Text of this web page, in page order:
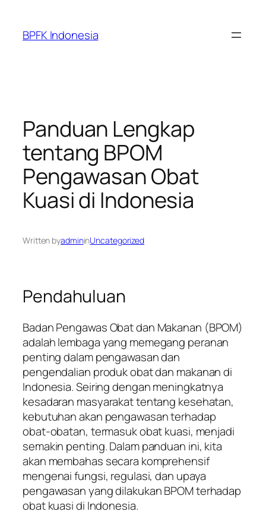
content
BPFK Indonesia
Panduan Lengkap
tentang BPOM
Pengawasan Obat
Kuasi di Indonesia
Written byadmininUncategorized
Pendahuluan
Badan Pengawas Obat dan Makanan (BPOM)
adalah lembaga yang memegang peranan
penting dalam pengawasan dan
pengendalian produk obat dan makanan di
Indonesia. Seiring dengan meningkatnya
kesadaran masyarakat tentang kesehatan,
kebutuhan akan pengawasan terhadap
obat-obatan, termasuk obat kuasi, menjadi
semakin penting. Dalam panduan ini, kita
akan membahas secara komprehensif
mengenai fungsi, regulasi, dan upaya
pengawasan yang dilakukan BPOM terhadap
obat kuasi di Indonesia.